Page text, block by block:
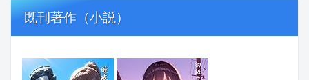
既刊著作（小説）